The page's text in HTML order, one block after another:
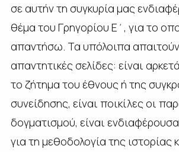
σε αυτήν τη συγκυρία μας
θέμα του Γρηγορίου Ε΄, για το
απαντήσω. Τα υπόλοιπα
απαντητικές σελίδες: είναι
το ζήτημα του έθνους ή της
συνείδησης, είναι ποικίλες οι
δογματισμού, είναι
για τη μεθοδολογία της ιστορίας